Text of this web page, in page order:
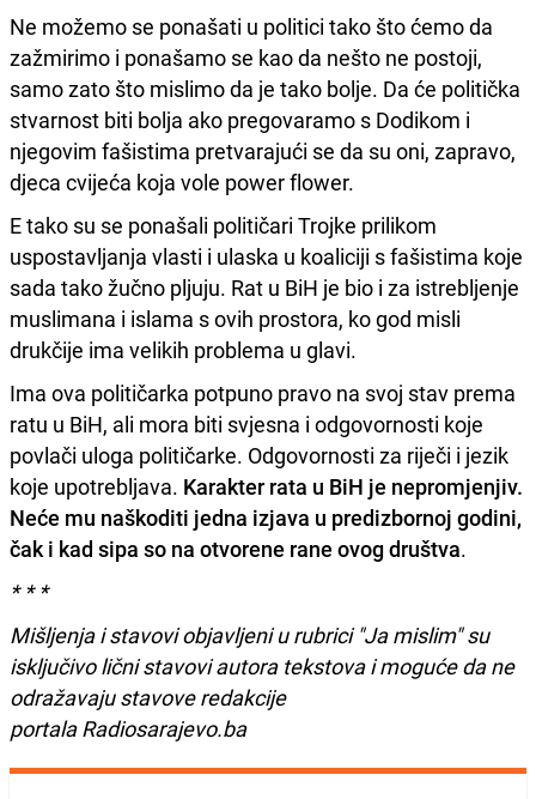
Ne možemo se ponašati u politici tako što ćemo da
zažmirimo i ponašamo se kao da nešto ne postoji,
samo zato što mislimo da je tako bolje. Da će politička
stvarnost biti bolja ako pregovaramo s Dodikom i
njegovim fašistima pretvarajući se da su oni, zapravo,
djeca cvijeća koja vole power flower.
E tako su se ponašali političari Trojke prilikom
uspostavljanja vlasti i ulaska u koaliciji s fašistima koje
sada tako žučno pljuju. Rat u BiH je bio i za istrebljenje
muslimana i islama s ovih prostora, ko god misli
drukčije ima velikih problema u glavi.
Ima ova političarka potpuno pravo na svoj stav prema
ratu u BiH, ali mora biti svjesna i odgovornosti koje
povlači uloga političarke. Odgovornosti za riječi i jezik
koje upotrebljava. Karakter rata u BiH je nepromjenjiv.
Neće mu naškoditi jedna izjava u predizbornoj godini,
čak i kad sipa so na otvorene rane ovog društva.
* * *
Mišljenja i stavovi objavljeni u rubrici "Ja mislim" su
isključivo lični stavovi autora tekstova i moguće da ne
odražavaju stavove redakcije
portala Radiosarajevo.ba